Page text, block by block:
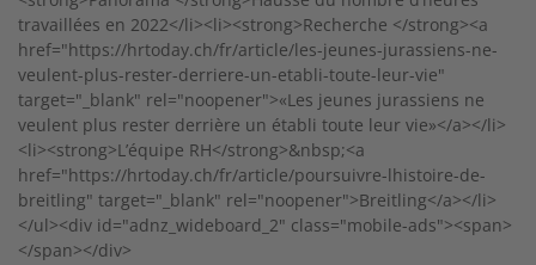
travaillées en 2022</li><li><strong>Recherche </strong><a
href="https://hrtoday.ch/fr/article/les-jeunes-jurassiens-ne-
veulent-plus-rester-derriere-un-etabli-toute-leur-vie"
target="_blank" rel="noopener">«Les jeunes jurassiens ne
veulent plus rester derrière un établi toute leur vie»</a></li>
<li><strong>L’équipe RH</strong>&nbsp;<a
href="https://hrtoday.ch/fr/article/poursuivre-lhistoire-de-
breitling" target="_blank" rel="noopener">Breitling</a></li>
</ul><div id="adnz_wideboard_2" class="mobile-ads"><span>
</span></div>